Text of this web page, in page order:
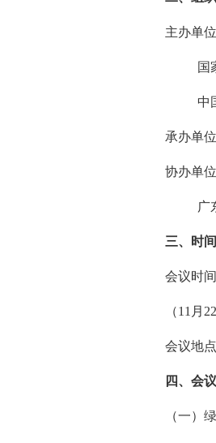
主办单位
国家节
中国质
承办单位
协办单位
广东省
三、时
会议时间
（11月22
会议地点
四、会
（一）绿